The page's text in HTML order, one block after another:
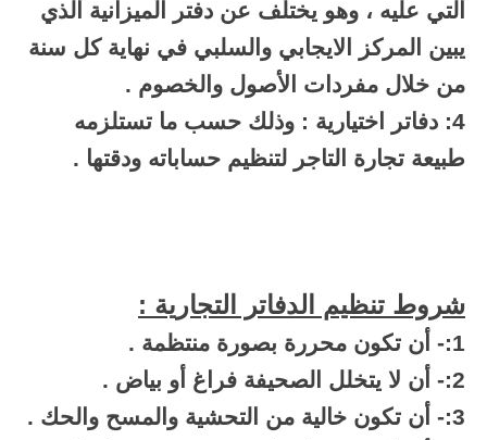
التي عليه ، وهو يختلف عن دفتر الميزانية الذي
يبين المركز الايجابي والسلبي في نهاية كل سنة
من خلال مفردات الأصول والخصوم .
4: دفاتر اختيارية : وذلك حسب ما تستلزمه
طبيعة تجارة التاجر لتنظيم حساباته ودقتها .
شروط تنظيم الدفاتر التجارية :
1:- أن تكون محررة بصورة منتظمة .
2:- أن لا يتخلل الصحيفة فراغ أو بياض .
3:- أن تكون خالية من التحشية والمسح والحك .